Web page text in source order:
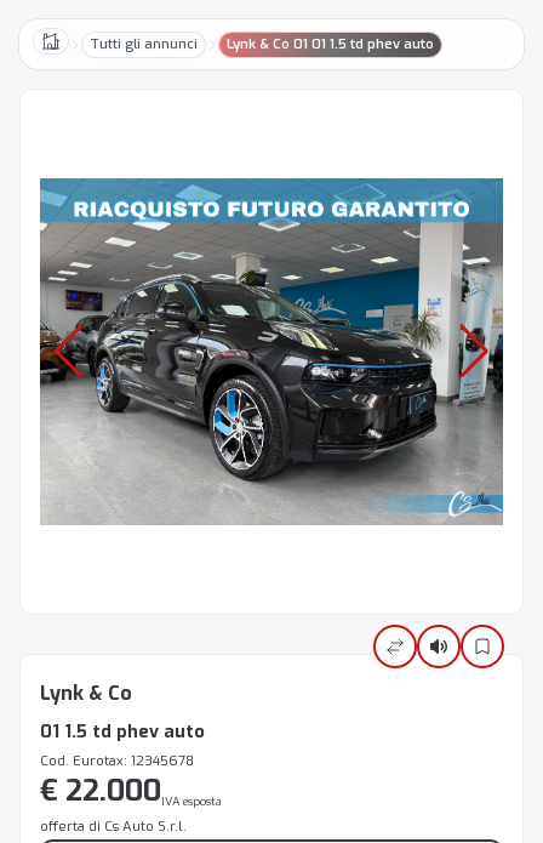
HomeTutti gli annunci Lynk & Co 01 01 1.5 td phev auto
Lynk & Co
01 1.5 td phev auto
Cod. Eurotax: 12345678
€ 22.000IVA esposta
offerta di Cs Auto S.r.l.